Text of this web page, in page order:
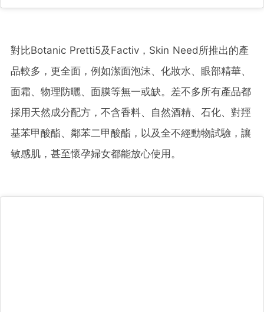
對比Botanic Pretti5及Factiv，Skin Need所推出的產
品較多，更全面，例如潔面泡沫、化妝水、眼部精華、
面霜、物理防曬、面膜等無一或缺。差不多所有產品都
採用天然成分配方，不含香料、自然酒精、石化、對羥
基苯甲酸酯、鄰苯二甲酸酯，以及全不經動物試驗，讓
敏感肌，甚至懷孕婦女都能放心使用。